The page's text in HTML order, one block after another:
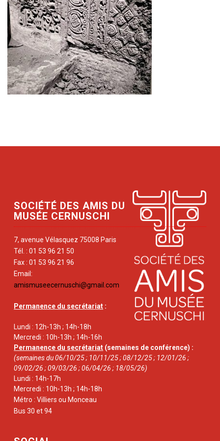
SOCIÉTÉ DES AMIS DU
MUSÉE CERNUSCHI
7, avenue Vélasquez 75008 Paris
Tél. : 01 53 96 21 50
Fax : 01 53 96 21 96
Email:
amismuseecernuschi@gmail.com
Permanence du secrétariat :
Lundi : 12h-13h ; 14h-18h
Mercredi : 10h-13h ; 14h-16h
Permanence du secrétariat (semaines de conférence) :
(semaines du 06/10/25 ; 10/11/25 ; 08/12/25 ; 12/01/26 ;
09/02/26 ; 09/03/26 ; 06/04/26 ; 18/05/26)
Lundi : 14h-17h
Mercredi : 10h-13h ; 14h-18h
Métro : Villiers ou Monceau
Bus 30 et 94